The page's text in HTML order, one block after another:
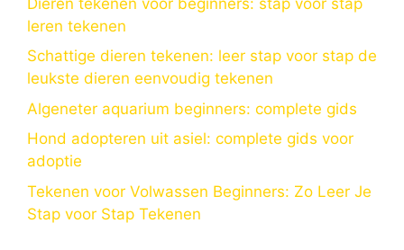
leren tekenen
Schattige dieren tekenen: leer stap voor stap de
leukste dieren eenvoudig tekenen
Algeneter aquarium beginners: complete gids
Hond adopteren uit asiel: complete gids voor
adoptie
Tekenen voor Volwassen Beginners: Zo Leer Je
Stap voor Stap Tekenen